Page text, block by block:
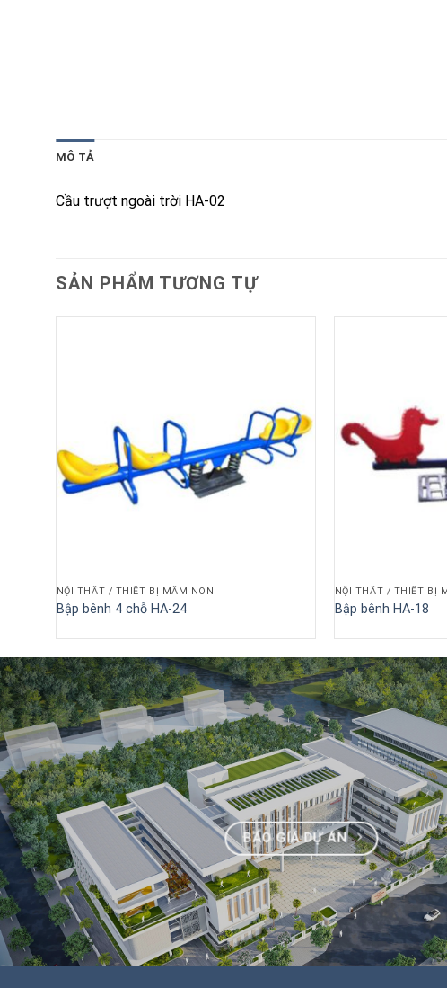
MÔ TẢ
Cầu trượt ngoài trời HA-02
SẢN PHẨM TƯƠNG TỰ
NỘI THẤT / THIẾT BỊ MẦM NON
Bập bênh 4 chỗ HA-24
NỘI THẤT / THIẾT BỊ
Bập bênh HA-18
BÁO GIÁ DỰ ÁN